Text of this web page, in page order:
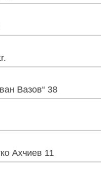
Вазов“ 38
Ахчиев 11